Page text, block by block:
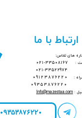
های تماس:
:
33508167-021
021-33522974
:
09123876220
09353876220
:
Info@mazestaa.com
ارتباط با ما
09353876220